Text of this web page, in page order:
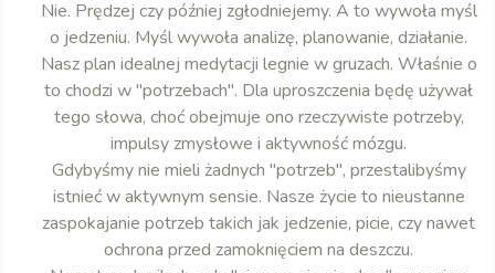
Nie. Prędzej czy później zgłodniejemy. A to wywoła myśl
o jedzeniu. Myśl wywoła analizę, planowanie, działanie.
Nasz plan idealnej medytacji legnie w gruzach. Właśnie o
to chodzi w "potrzebach". Dla uproszczenia będę używał
tego słowa, choć obejmuje ono rzeczywiste potrzeby,
impulsy zmysłowe i aktywność mózgu.
Gdybyśmy nie mieli żadnych "potrzeb", przestalibyśmy
istnieć w aktywnym sensie. Nasze życie to nieustanne
zaspokajanie potrzeb takich jak jedzenie, picie, czy nawet
ochrona przed zamoknięciem na deszczu.